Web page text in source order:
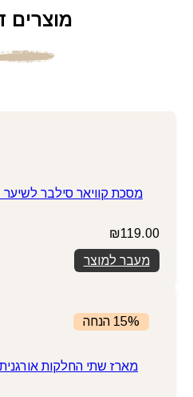
מוצרים
מסכת קוויאר סילבר
₪119.00
מעבר למוצר
15% הנחה
מארז שתי החלקות